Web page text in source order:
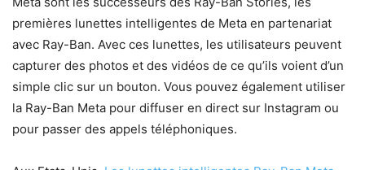
premières lunettes intelligentes de Meta en partenariat
avec Ray-Ban. Avec ces lunettes, les utilisateurs peuvent
capturer des photos et des vidéos de ce qu’ils voient d’un
simple clic sur un bouton. Vous pouvez également utiliser
la Ray-Ban Meta pour diffuser en direct sur Instagram ou
pour passer des appels téléphoniques.